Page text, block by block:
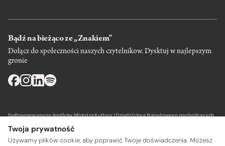
Bądź na bieżąco ze „Znakiem”
Dołącz do społeczności naszych czytelnikow. Dysktuj w najlepszym
gronie
Dofinansowano ze środków Ministra Kultury i Dziedzictwa Narodowego pochodzących
Twoja prywatność
Używamy plików cookie, aby poprawić Twoje doświadczenia. Możesz